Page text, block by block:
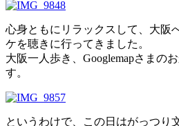
心身ともにリラックスして、大阪
ケを聴きに行ってきました。
大阪一人歩き、Googlemapさまの
す。
というわけで、この日はがっつり